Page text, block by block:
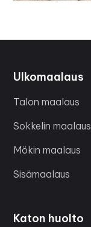
Ulkomaalaus
Talon maalaus
Sokkelin maalaus
Mökin maalaus
Sisämaalaus
Katon huolto